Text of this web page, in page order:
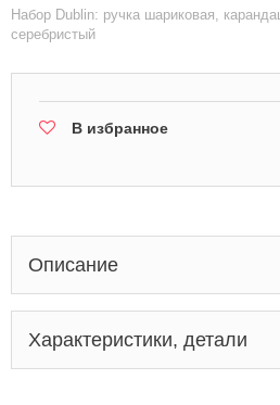
Набор Dublin: ручка шариковая,
серебристый
В избранное
Описание
Характеристики, детали